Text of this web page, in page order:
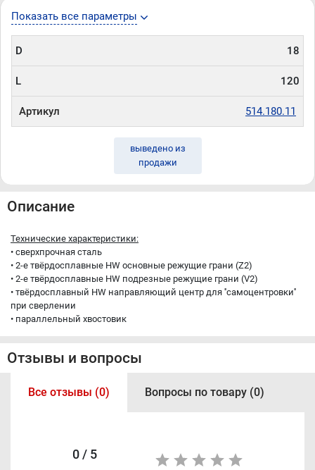
Показать все параметры
D 18
L 120
Артикул 514.180.11
выведено из
продажи
Описание
Технические характеристики:
• сверхпрочная сталь
• 2-е твёрдосплавные HW основные режущие грани (Z2)
• 2-е твёрдосплавные HW подрезные режущие грани (V2)
• твёрдосплавный HW направляющий центр для ''самоцентровки''
при сверлении
• параллельный хвостовик
Отзывы и вопросы
Все отзывы (0) Вопросы по товару (0)
0 / 5